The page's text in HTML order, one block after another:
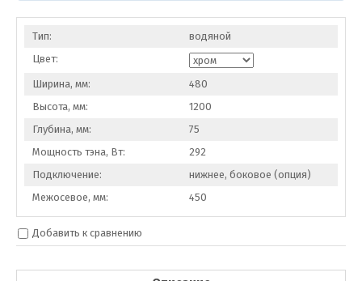
Тип:
водяной
Цвет:
Ширина, мм:
480
Высота, мм:
1200
Глубина, мм:
75
Мощность тэна, Вт:
292
Подключение:
нижнее, боковое (опция)
Межосевое, мм:
450
Добавить к сравнению